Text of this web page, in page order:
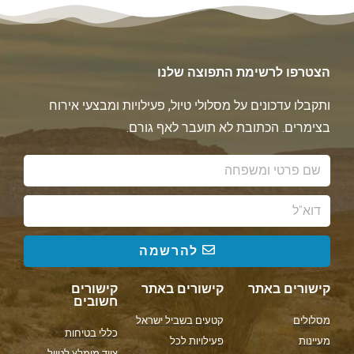
הצטרפו לרשימת התפוצה שלנו
ותקבלו עדכונים על מסלולי טיול, פעילויות ומבצעי אירוח
בצימרים. הכתובת לא תועבר לאף גורם.
להרשמה
קישורים באתר
מסלולים
מעיינות
קישורים באתר
קטעים בשביל ישראל
פעילויות לכל
קישורים
חשובים
כללי בטיחות